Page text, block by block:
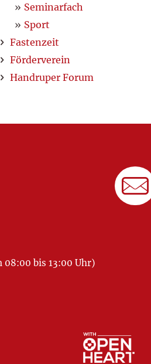
Seminarfach
Sport
Fastenzeit
Förderverein
Handruper Forum
bis 13:00 Uhr)